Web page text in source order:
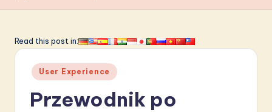
a
z
A
Read this post in:
Posted
in
User Experience
Przewodnik po